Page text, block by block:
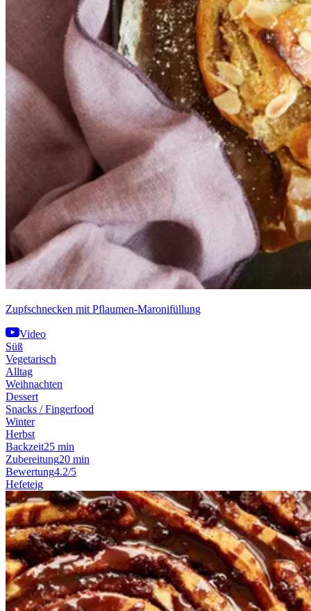
Zupfschnecken mit Pflaumen-Maronifüllung
Video
Süß
Vegetarisch
Alltag
Weihnachten
Dessert
Snacks / Fingerfood
Winter
Herbst
Backzeit25 min
Zubereitung20 min
Bewertung4.2/5
Hefeteig